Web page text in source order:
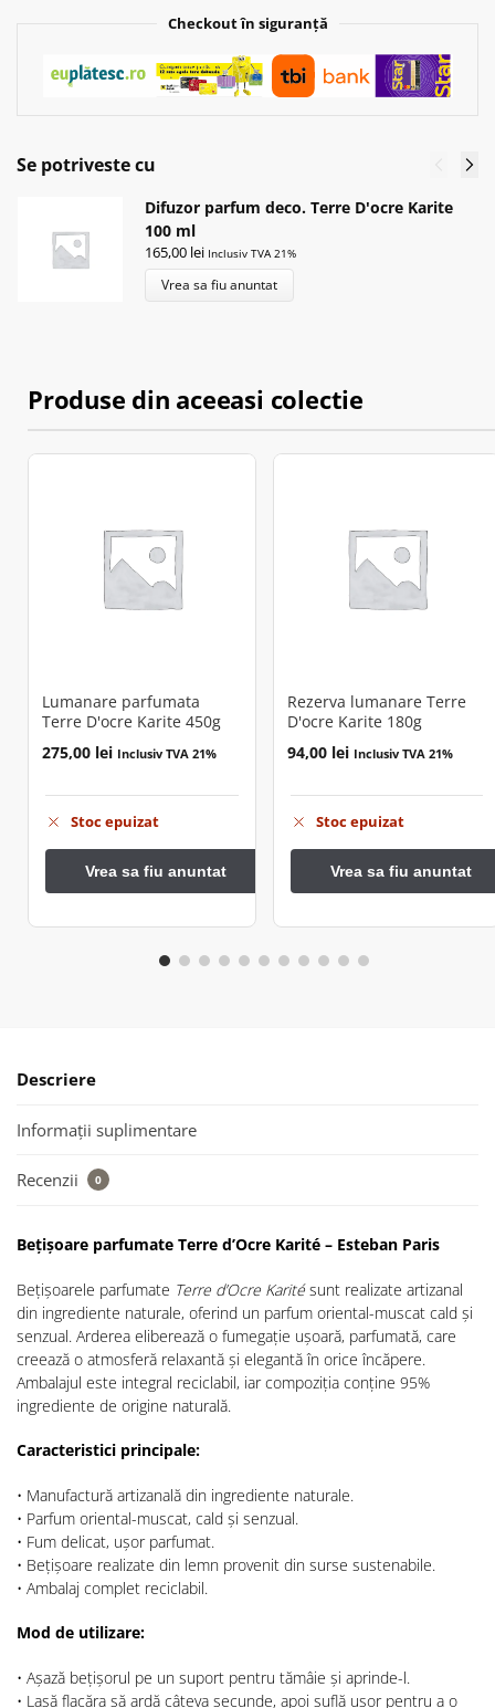
Checkout în siguranță
Se potriveste cu
Difuzor parfum deco. Terre D'ocre Karite
100 ml
165,00 lei Inclusiv TVA 21%
Vrea sa fiu anuntat
Produse din aceeasi colectie
Lumanare parfumata
Terre D'ocre Karite 450g
275,00 lei Inclusiv TVA 21%
Stoc epuizat
Rezerva lumanare Terre
D'ocre Karite 180g
94,00 lei Inclusiv TVA 21%
Stoc epuizat
Descriere
Informații suplimentare
Recenzii 0
Bețișoare parfumate Terre d’Ocre Karité – Esteban Paris
Bețișoarele parfumate Terre d’Ocre Karitésunt realizate artizanal
din ingrediente naturale, oferind un parfum oriental-muscat cald și
senzual. Arderea eliberează o fumegație ușoară, parfumată, care
creează o atmosferă relaxantă și elegantă în orice încăpere.
Ambalajul este integral reciclabil, iar compoziția conține 95%
ingrediente de origine naturală.
Caracteristici principale:
• Manufactură artizanală din ingrediente naturale.
• Parfum oriental-muscat, cald și senzual.
• Fum delicat, ușor parfumat.
• Bețișoare realizate din lemn provenit din surse sustenabile.
• Ambalaj complet reciclabil.
Mod de utilizare:
• Așază bețișorul pe un suport pentru tămâie și aprinde-l.
• Lasă flacăra să ardă câteva secunde, apoi suflă ușor pentru a o